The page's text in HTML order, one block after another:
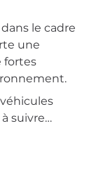
le cadre
une
fortes
suivre…